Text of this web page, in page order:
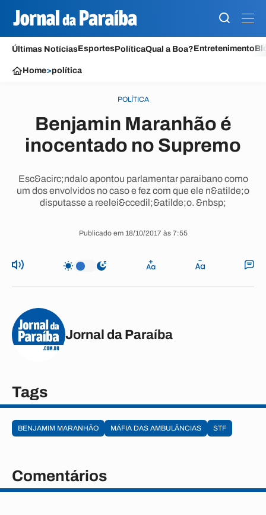
Últimas NotíciasEsportesPolíticaQual a Boa?Entretenimento
Home>política
POLÍTICA
Benjamin Maranhão é
inocentado no Supremo
Esc&acirc;ndalo apontou parlamentar paraibano como
um dos envolvidos no caso e fez com que ele n&atilde;o
disputasse a reelei&ccedil;&atilde;o. &nbsp;
Publicado em 18/10/2017 às 7:55
Jornal da Paraíba
Tags
BENJAMIM MARANHÃO MÁFIA DAS AMBULÂNCIAS STF
Comentários